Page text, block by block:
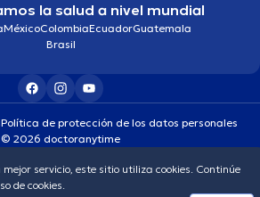
la salud a nivel mundial
MéxicoColombiaEcuadorGuatemala
Brasil
Política de protección de los datos personales
© 2026 doctoranytime
servicio, este sitio utiliza cookies. Continúe
de cookies.